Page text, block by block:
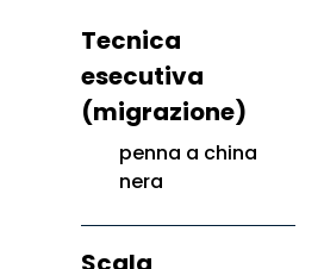
Tecnica
esecutiva
(migrazione)
penna a china
nera